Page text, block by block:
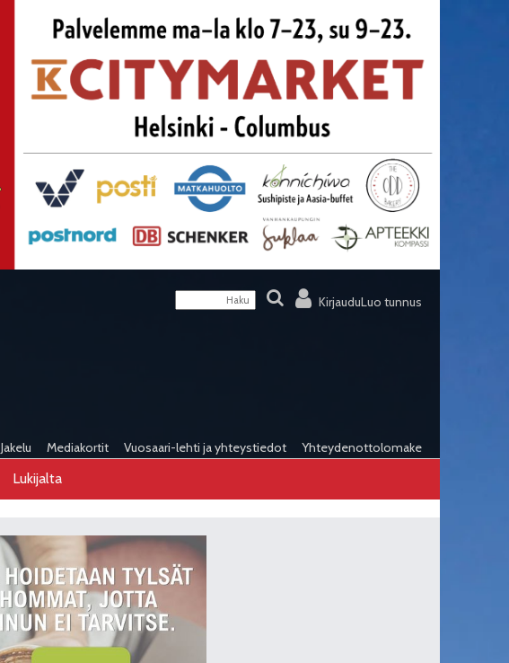
KirjauduLuo tunnus
Jakelu Mediakortit Vuosaari-lehti ja yhteystiedot Yhteydenottolomake
Lukijalta